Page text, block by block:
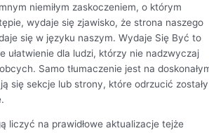
niemiłym zaskoczeniem, o którym
wydaje się zjawisko, że strona naszego
się w języku naszym. Wydaje Się Być to
ułatwienie dla ludzi, którzy nie nadzwyczaj
Samo tłumaczenie jest na
się sekcje lub strony, które odrzucić zostały
liczyć na prawidłowe aktualizacje tejże